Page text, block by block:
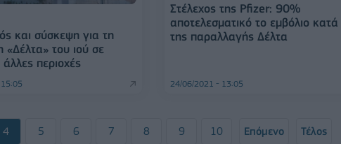
και σύσκεψη για τη
«Δέλτα» του ιού σε
περιοχές
Στέλεχος της Pfizer: 90%
αποτελεσματικό το εμβόλιο κατά
της παραλλαγής Δέλτα
24/06/2021 - 13:05
4 5 6 7 8 9 10 Επόμενο Τέλος